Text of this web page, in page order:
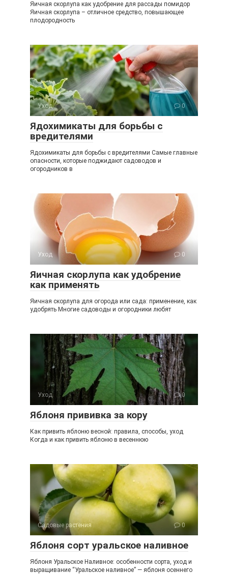
Яичная скорлупа как удобрение для рассады помидор
Яичная скорлупа – отличное средство, повышающее
плодородность
Уход 0
Ядохимикаты для борьбы с
вредителями
Ядохимикаты для борьбы с вредителями Самые главные
опасности, которые поджидают садоводов и
огородников в
Уход 0
Яичная скорлупа как удобрение
как применять
Яичная скорлупа для огорода или сада: применение, как
удобрять Многие садоводы и огородники любят
Уход 0
Яблоня прививка за кору
Как привить яблоню весной: правила, способы, уход
Когда и как привить яблоню в весеннюю
Садовые растения 0
Яблоня сорт уральское наливное
Яблоня Уральское Наливное: особенности сорта, уход и
выращивание “Уральское наливное” — яблоня осеннего